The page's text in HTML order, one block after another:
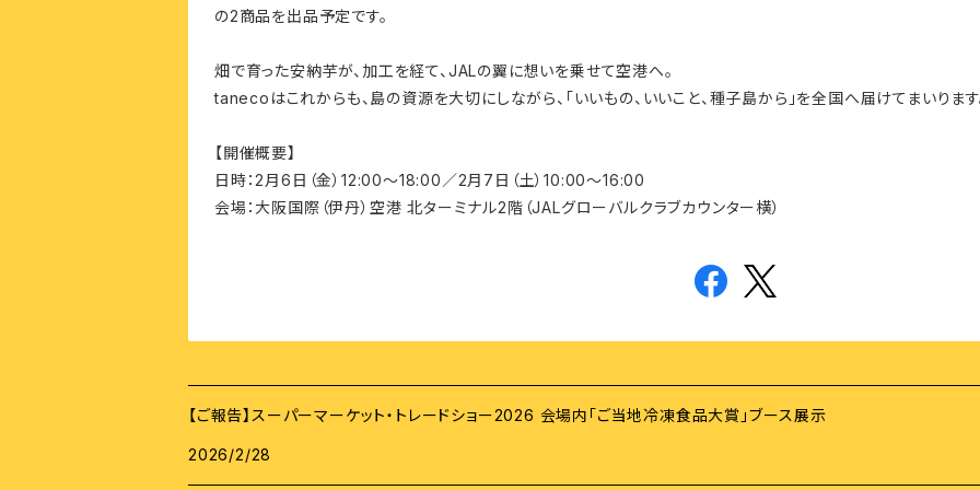
の2商品を出品予定です。
畑で育った安納芋が、加工を経て、JALの翼に想いを乗せて空港へ。
tanecoはこれからも、島の資源を大切にしながら、「いいもの、いいこと、種子島から」を全国へ届けてまいります
【開催概要】
日時：2月6日（金）12:00〜18:00／2月7日（土）10:00〜16:00
会場：大阪国際（伊丹）空港 北ターミナル2階（JALグローバルクラブカウンター横）
【ご報告】スーパーマーケット・トレードショー2026 会場内「ご当地冷凍食品大賞」ブース展示
2026/2/28